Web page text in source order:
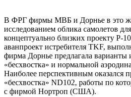
В ФРГ фирмы МВБ и Дорнье в это
исследованием облика самолетов
концептуально близких проекту Р-
аванпроект истребителя TKF,
фирма Дорнье предлагала варианты
«бесхвостка» и нормальной
Наиболее перспективным оказался
«бесхвостка» ND102, работы по
с фирмой Нортроп (США).